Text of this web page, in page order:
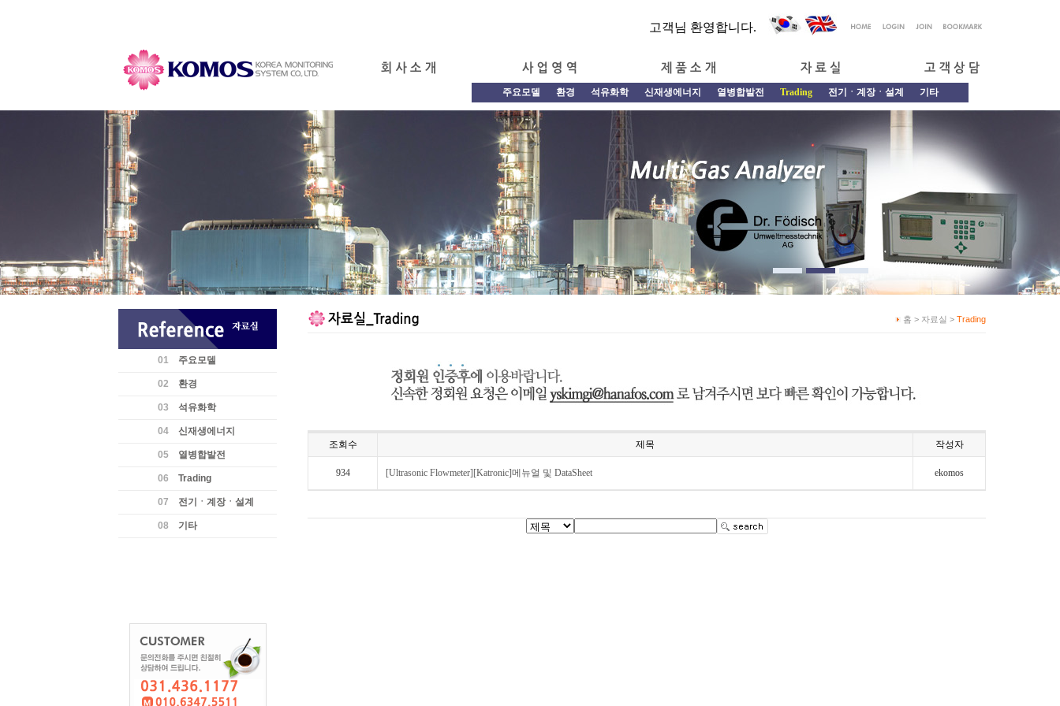
고객님 환영합니다.
주요모델 환경 석유화학 신재생에너지 열병합발전 Trading 전기ㆍ계장ㆍ설계 기타
01 주요모델
02 환경
03 석유화학
04 신재생에너지
05 열병합발전
06 Trading
07 전기ㆍ계장ㆍ설계
08 기타
홈 > 자료실 > Trading
조회수 제목 작성자
934 [Ultrasonic Flowmeter][Katronic]메뉴얼 및 DataSheet ekomos